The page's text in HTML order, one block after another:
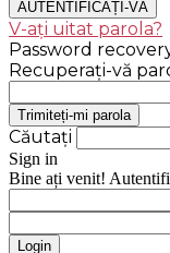
V-ați uitat parola?
Password
Recuperați-vă
Căutați
Sign in
Bine ați venit!